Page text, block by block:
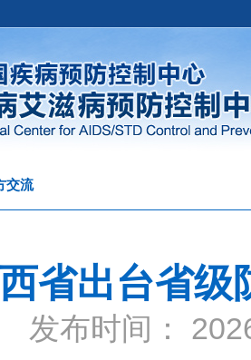
交流
省出台省级
发布时间：